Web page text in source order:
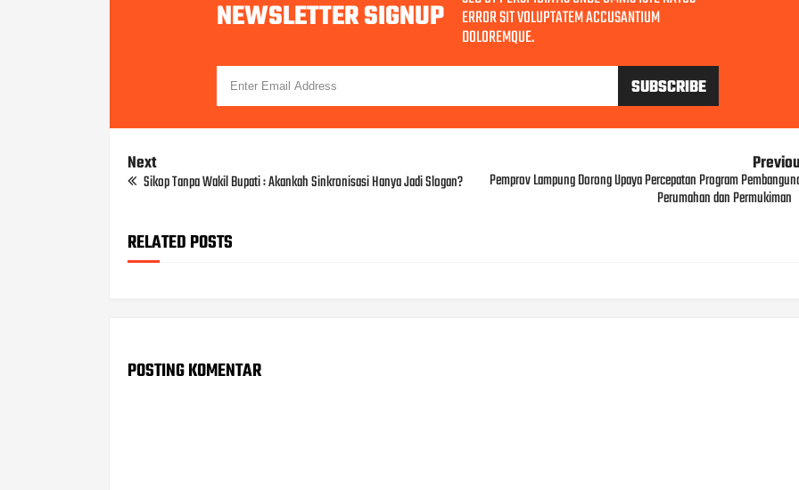
NEWSLETTER SIGNUP ERROR SIT VOLUPTATEM ACCUSANTIUM
DOLOREMQUE.
Next
Sikop Tanpa Wakil Bupati : Akankah Sinkronisasi Hanya Jadi Slogan? Pemprov Lampung Dorong Upaya Percepatan Program
Perumahan dan Permukiman
RELATED POSTS
POSTING KOMENTAR